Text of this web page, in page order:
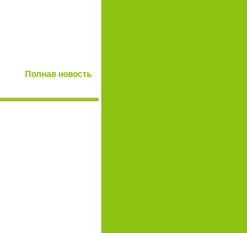
Полная новость